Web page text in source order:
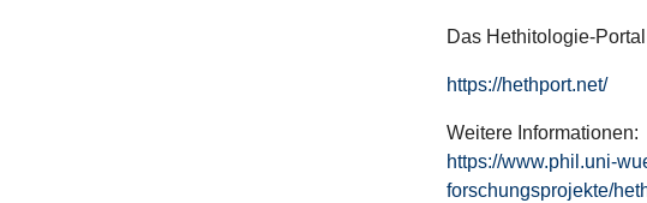
Das Hethitologie-
https://hethport.net/
Weitere Informationen:
https://www.phil.uni-
forschungsprojekte/